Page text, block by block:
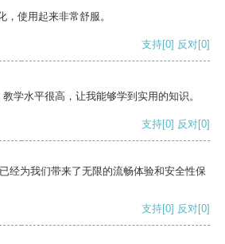
使用起来非常舒服。
支持[0] 反对[0]
学水平很高，让我能够学到实用的知识。
支持[0] 反对[0]
经为我们带来了无限的流畅体验和安全性保
支持[0] 反对[0]